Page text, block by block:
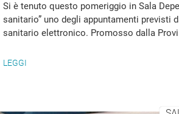
Si è tenuto questo pomeriggio in Sala
sanitario” uno degli appuntamenti previsti
sanitario elettronico. Promosso dalla
LEGGI